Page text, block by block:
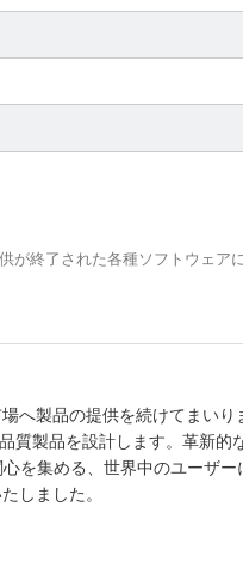
が終了された各種ソフトウェア
へ製品の提供を続けてまいり
質製品を設計します。革新的
を集める、世界中のユーザー
しました。